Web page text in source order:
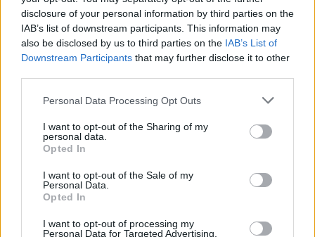
disclosure of your personal information by third parties on the
IAB’s list of downstream participants. This information may
also be disclosed by us to third parties on the IAB’s List of
Downstream Participants that may further disclose it to other
Personal Data Processing Opt Outs
I want to opt-out of the Sharing of my
personal data.
Opted In
I want to opt-out of the Sale of my
Personal Data.
Opted In
I want to opt-out of processing my
Personal Data for Targeted Advertising.
npm: Παραβιάστηκε το δημοφιλές πακέτο
Keyv με 127 εκατ. εβδομαδιαίες λήψεις
ΤΕΧΝΟΛΟΓΊΑ 22:00, 05/08/2026